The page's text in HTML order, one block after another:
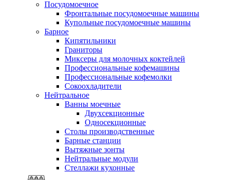
Посудомоечное
Фронтальные посудомоечные машины
Купольные посудомоечные машины
Барное
Кипятильники
Граниторы
Миксеры для молочных коктейлей
Профессиональные кофемашины
Профессиональные кофемолки
Сокоохладители
Нейтральное
Ванны моечные
Двухсекционные
Односекционные
Столы производственные
Барные станции
Вытяжные зонты
Нейтральные модули
Стеллажи кухонные